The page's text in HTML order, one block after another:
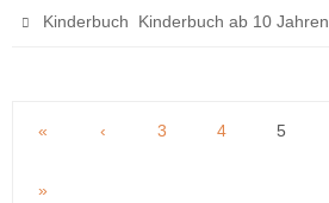
Kinderbuch
Kinderbuch ab 10 Jahren
« ‹ 3 4 5
»